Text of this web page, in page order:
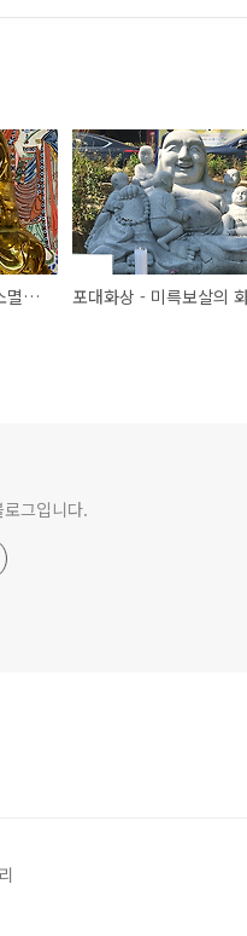
약사여래 - 병고액난 소멸을 위해 약사기도 하세요 포대화상 - 미륵보살의
그입니다.